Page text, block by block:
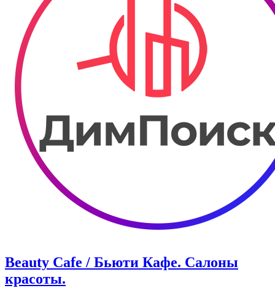
Beauty Cafe / Бьюти Кафе. Салоны
красоты.